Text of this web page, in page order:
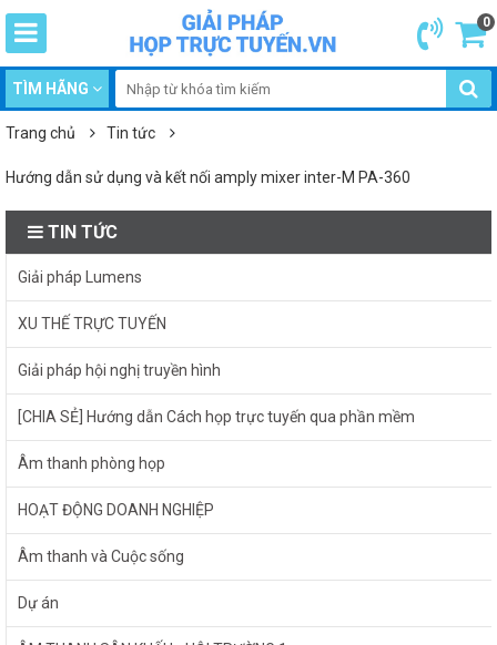
0
TÌM HÃNG
Trang chủ Tin tức
Hướng dẫn sử dụng và kết nối amply mixer inter-M PA-360
TIN TỨC
Giải pháp Lumens
XU THẾ TRỰC TUYẾN
Giải pháp hội nghị truyền hình
[CHIA SẺ] Hướng dẫn Cách họp trực tuyến qua phần mềm
Âm thanh phòng họp
HOẠT ĐỘNG DOANH NGHIỆP
Âm thanh và Cuộc sống
Dự án